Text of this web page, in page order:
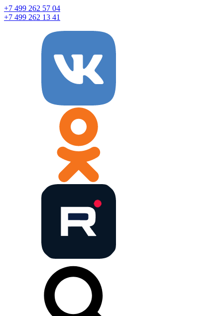
+7 499 262 57 04
+7 499 262 13 41